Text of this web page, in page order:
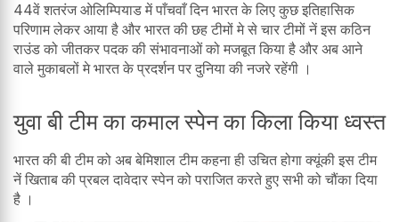
44वें शतरंज ओलिम्पियाड में पाँचवाँ दिन भारत के लिए कुछ इतिहासिक
परिणाम लेकर आया है और भारत की छह टीमों मे से चार टीमों नें इस कठिन
राउंड को जीतकर पदक की संभावनाओं को मजबूत किया है और अब आने
वाले मुकाबलों मे भारत के प्रदर्शन पर दुनिया की नजरे रहेंगी ।
युवा बी टीम का कमाल स्पेन का किला किया ध्वस्त
भारत की बी टीम को अब बेमिशाल टीम कहना ही उचित होगा क्यूंकी इस टीम
नें खिताब की प्रबल दावेदार स्पेन को पराजित करते हुए सभी को चौंका दिया
है ।